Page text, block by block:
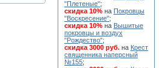
"Плетеные";
скидка 10% на Покровцы
"Воскресение";
скидка 10% на Вышитые
покровцы и воздух
"Рождество";
скидка 3000 руб. на Крест
священника наперсный
№155;